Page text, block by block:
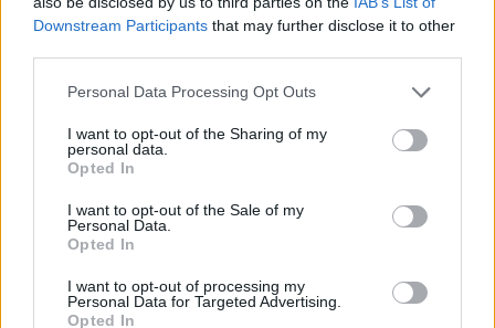
Downstream Participants that may further disclose it to other
Please note that this website/app uses one or more Google
not limited to your visit or usage behaviour. You may click to
grant or deny consent to Google and its third-party tags to
use your data for below specified purposes in below Google
consent section.
Personal Data Processing Opt Outs
I want to opt-out of the Sharing of my
personal data.
Opted In
I want to opt-out of the Sale of my
Personal Data.
Opted In
I want to opt-out of processing my
Personal Data for Targeted Advertising.
Opted In